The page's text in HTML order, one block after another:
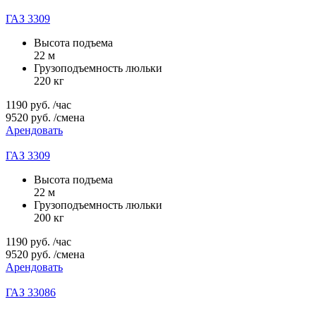
ГАЗ 3309
Высота подъема
22 м
Грузоподъемность люльки
220 кг
1190 руб. /час
9520 руб. /смена
Арендовать
ГАЗ 3309
Высота подъема
22 м
Грузоподъемность люльки
200 кг
1190 руб. /час
9520 руб. /смена
Арендовать
ГАЗ 33086